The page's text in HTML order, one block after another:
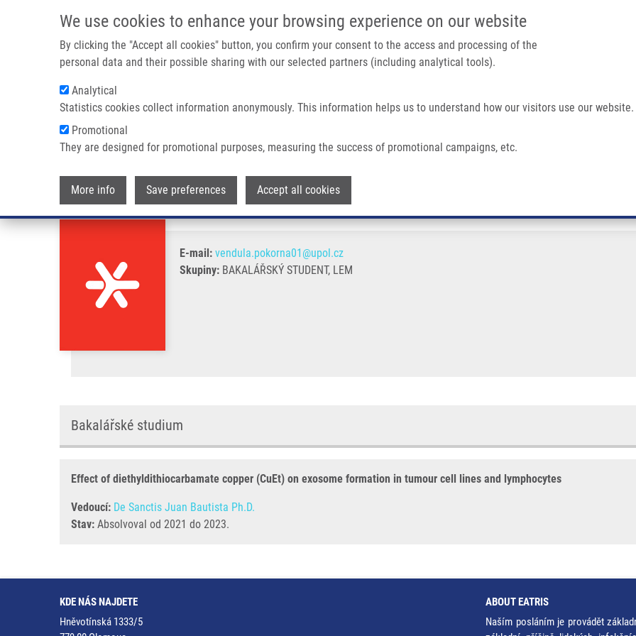
We use cookies to enhance your browsing experience on our website
By clicking the "Accept all cookies" button, you confirm your consent to the access and processing of the
personal data and their possible sharing with our selected partners (including analytical tools).
Analytical
Statistics cookies collect information anonymously. This information helps us to understand how our visitors use our website.
Promotional
They are designed for promotional purposes, measuring the success of promotional campaigns, etc.
More info Save preferences Accept all cookies
IMTM PORTÁL
Main navigation
Drobečková navigace
Domů Pokorná Vendula
Pokorná Vendula
E-mail: vendula.pokorna01@upol.cz
Skupiny: BAKALÁŘSKÝ STUDENT, LEM
Bakalářské studium
Effect of diethyldithiocarbamate copper (CuEt) on exosome formation in tumour cell lines and lymphocytes
Vedoucí: De Sanctis Juan Bautista Ph.D.
Stav: Absolvoval od 2021 do 2023.
KDE NÁS NAJDETE
Hněvotínská 1333/5
ABOUT EATRIS
Naším posláním je provádět